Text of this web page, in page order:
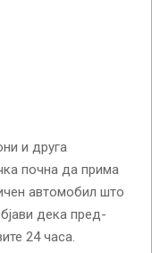
и друга
почна да прима
автомобил што
дека пред-
24 часа.